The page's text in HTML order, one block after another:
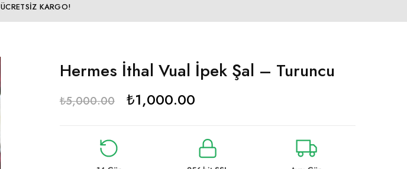
KARGO!
Hermes İthal Vual İpek Şal – Turuncu
₺5,000.00 ₺1,000.00